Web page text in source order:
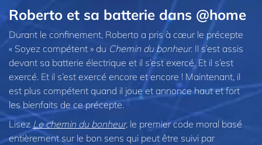
Roberto et sa batterie dans @home
Durant le confinement, Roberto a pris à cœur le précepte
« Soyez compétent » du Chemin du bonheur. Il s’est assis
devant sa batterie électrique et il s’est exercé. Et il s’est
exercé. Et il s’est exercé encore et encore ! Maintenant, il
est plus compétent quand il joue et annonce haut et fort
les bienfaits de ce précepte.
LisezLe chemin du bonheur, le premier code moral basé
entièrement sur le bon sens qui peut être suivi par